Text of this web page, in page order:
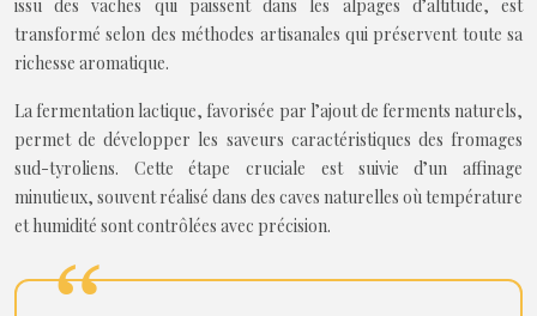
issu des vaches qui paissent dans les alpages d’altitude, est
transformé selon des méthodes artisanales qui préservent toute sa
richesse aromatique.
La fermentation lactique, favorisée par l’ajout de ferments naturels,
permet de développer les saveurs caractéristiques des fromages
sud-tyroliens. Cette étape cruciale est suivie d’un affinage
minutieux, souvent réalisé dans des caves naturelles où température
et humidité sont contrôlées avec précision.